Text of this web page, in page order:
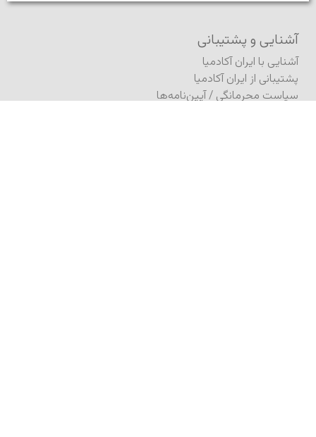
آشنایی و پشتیبانی
آشنایی با ایران آکادمیا
پشتیبانی از ایران آکادمیا
سیاست محرمانگی/آیین‌نامه‌ها